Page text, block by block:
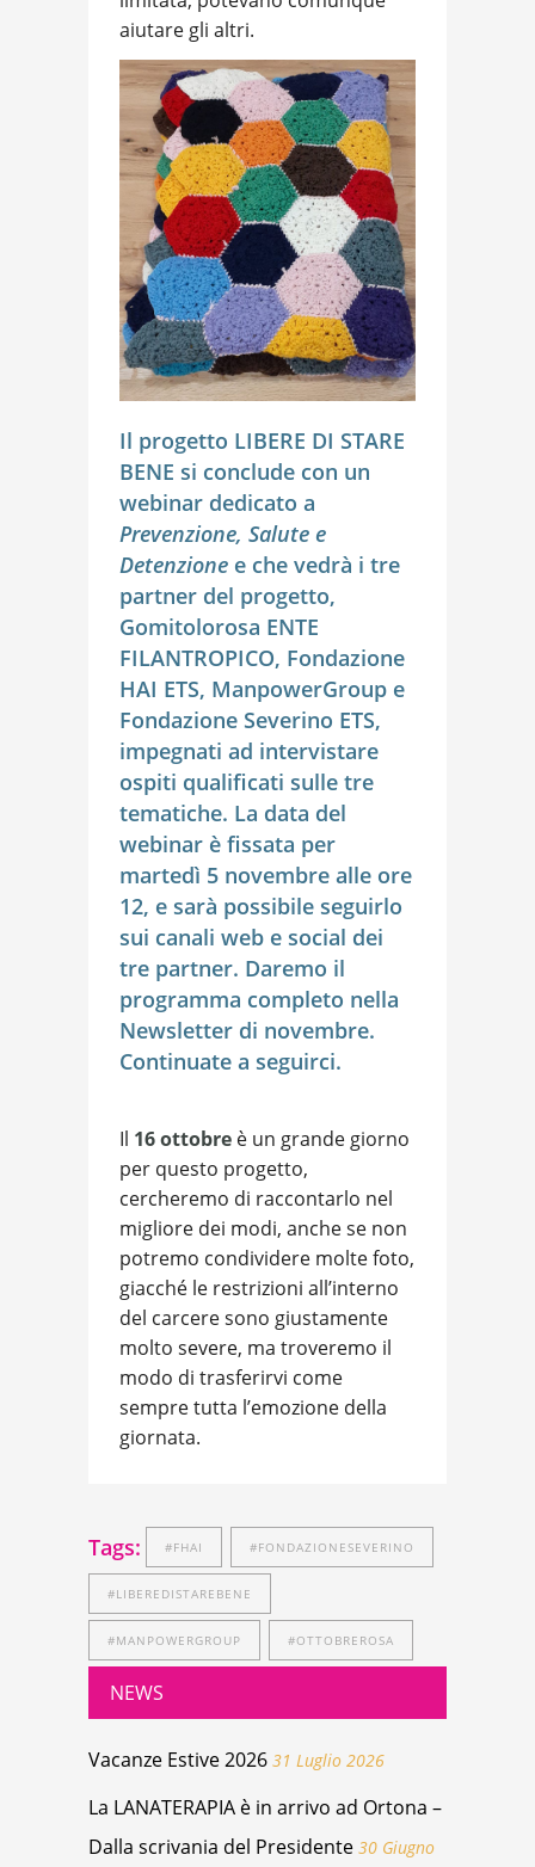
aiutare gli altri.
Il progetto LIBERE DI STARE
BENE si conclude con un
webinar dedicato a
Prevenzione, Salute e
Detenzione e che vedrà i tre
partner del progetto,
Gomitolorosa ENTE
FILANTROPICO, Fondazione
HAI ETS, ManpowerGroup e
Fondazione Severino ETS,
impegnati ad intervistare
ospiti qualificati sulle tre
tematiche. La data del
webinar è fissata per
martedì 5 novembre alle ore
12, e sarà possibile seguirlo
sui canali web e social dei
tre partner. Daremo il
programma completo nella
Newsletter di novembre.
Continuate a seguirci.
Il 16 ottobre è un grande giorno
per questo progetto,
cercheremo di raccontarlo nel
migliore dei modi, anche se non
potremo condividere molte foto,
giacché le restrizioni all’interno
del carcere sono giustamente
molto severe, ma troveremo il
modo di trasferirvi come
sempre tutta l’emozione della
giornata.
Tags: #FHAI #FONDAZIONESEVERINO
#LIBEREDISTAREBENE
#MANPOWERGROUP #OTTOBREROSA
NEWS
Vacanze Estive 2026 31 Luglio 2026
La LANATERAPIA è in arrivo ad Ortona –
Dalla scrivania del Presidente 30 Giugno